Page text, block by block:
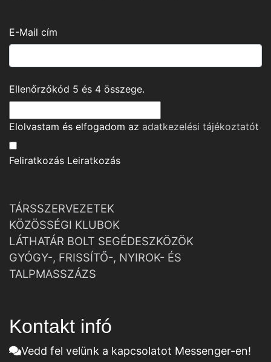
E-Mail cím
Ellenőrzőkód 5 és 4 összege.
Elolvastam és elfogadom az adatkezelési tájékoztatót
Feliratkozás Leiratkozás
TÁRSSZERVEZETEK
KÖZÖSSÉGI KLUBOK
LÁTHATÁR BOLT SEGÉDESZKÖZÖK
GYÓGY-, FRISSÍTŐ-, NYIROK- ÉS
TALPMASSZÁZS
Kontakt infó
Vedd fel velünk a kapcsolatot Messenger-en!